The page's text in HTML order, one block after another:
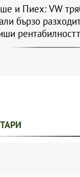
и Пиех: VW
бързо